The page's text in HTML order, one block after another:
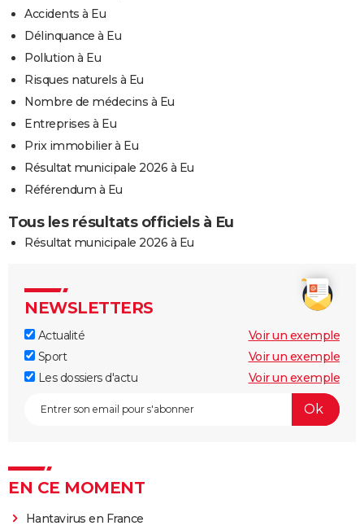
Accidents à Eu
Délinquance à Eu
Pollution à Eu
Risques naturels à Eu
Nombre de médecins à Eu
Entreprises à Eu
Prix immobilier à Eu
Résultat municipale 2026 à Eu
Référendum à Eu
Tous les résultats officiels à Eu
Résultat municipale 2026 à Eu
NEWSLETTERS
Actualité
Voir un exemple
Sport
Voir un exemple
Les dossiers d'actu
Voir un exemple
EN CE MOMENT
Hantavirus en France